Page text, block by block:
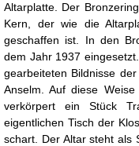
Altarplatte. Der
Kern, der wie die
geschaffen ist. In den
dem Jahr 1937
gearbeiteten Bildnisse
Anselm. Auf diese
verkörpert ein Stück
eigentlichen Tisch der
schart. Der Altar steht als